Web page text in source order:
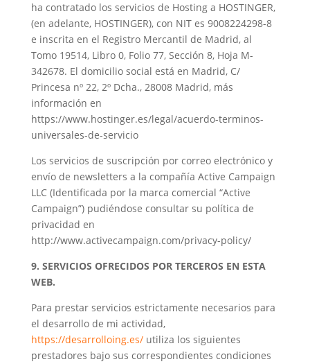
ha contratado los servicios de Hosting a HOSTINGER,
(en adelante, HOSTINGER), con NIT es 9008224298-8
e inscrita en el Registro Mercantil de Madrid, al
Tomo 19514, Libro 0, Folio 77, Sección 8, Hoja M-
342678. El domicilio social está en Madrid, C/
Princesa nº 22, 2º Dcha., 28008 Madrid, más
información en
https://www.hostinger.es/legal/acuerdo-terminos-
universales-de-servicio
Los servicios de suscripción por correo electrónico y
envío de newsletters a la compañía Active Campaign
LLC (Identificada por la marca comercial “Active
Campaign”) pudiéndose consultar su política de
privacidad en
http://www.activecampaign.com/privacy-policy/
9. SERVICIOS OFRECIDOS POR TERCEROS EN ESTA
WEB.
Para prestar servicios estrictamente necesarios para
el desarrollo de mi actividad,
https://desarrolloing.es/utiliza los siguientes
prestadores bajo sus correspondientes condiciones